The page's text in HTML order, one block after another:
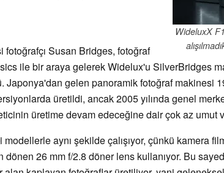
WideluxX
Susan Bridges, fotoğraf
ile bir araya gelerek Widelux'u SilverBridges
Japonya'dan gelen panoramik fotoğraf makinesi
üretildi, ancak 2005 yılında genel
üretime devam edeceğine dair çok az umut
aynı şekilde çalışıyor, çünkü kamera
dönen 26 mm f/2.8 döner lens kullanıyor. Bu